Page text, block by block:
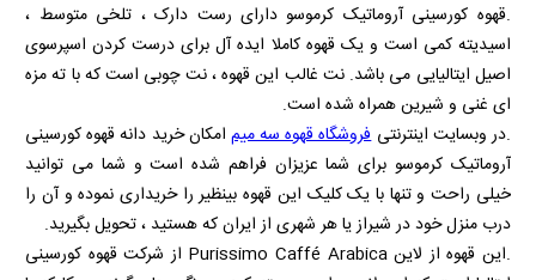
.قهوه کورسینی آروماتیک کرموسو دارای رست دارک ، تلخی متوسط ،
اسیدیته کمی است و یک قهوه کاملا ایده آل برای درست کردن اسپرسوی
اصیل ایتالیایی می باشد. نت غالب این قهوه ، نت چوبی است که با ته مزه
ای غنی و شیرین همراه شده است.
.در وبسایت اینترنتیفروشگاه قهوه سه میم امکان خرید دانه قهوه کورسینی
آروماتیک کرموسو برای شما عزیزان فراهم شده است و شما می توانید
خیلی راحت و تنها با یک کلیک این قهوه بینظیر را خریداری نموده و آن را
درب منزل خود در شیراز یا هر شهری از ایران که هستید ، تحویل بگیرید.
.این قهوه از لاینPurissimo Caffé Arabica از شرکت قهوه کورسینی